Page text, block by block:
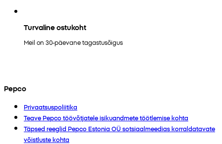
Turvaline ostukoht
Meil on 30-päevane tagastusõigus
Pepco
Privaatsuspoliitika
Teave Pepco töövõtjatele isikuandmete töötlemise kohta
Täpsed reeglid Pepco Estonia OÜ sotsiaalmeedias korraldatavate
võistluste kohta